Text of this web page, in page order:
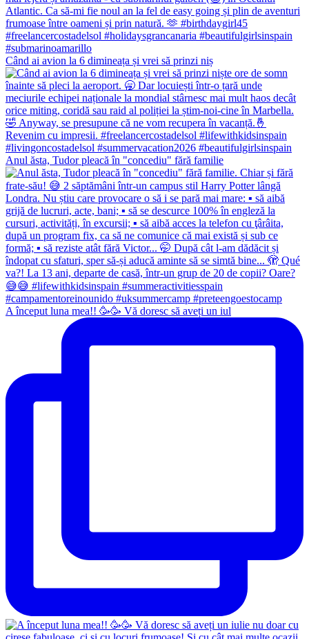
Când ai avion la 6 dimineața și vrei să prinzi niș
Anul ăsta, Tudor pleacă în "concediu" fără familie
A început luna mea!! 🥳🥳 Vă doresc să aveți un iul